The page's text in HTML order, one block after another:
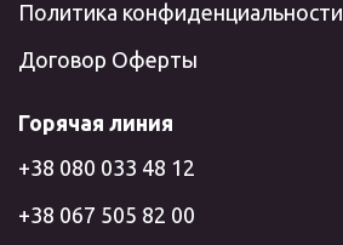
Политика конфиденциальности
Договор Оферты
Горячая линия
+38 080 033 48 12
+38 067 505 82 00